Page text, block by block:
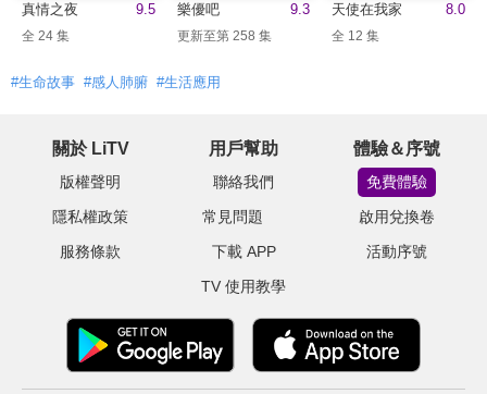
9.5
真情之夜
全 24 集
9.3
樂優吧
更新至第 258 集
8.0
天使在我家
全 12 集
#生命故事 #感人肺腑 #生活應用
關於 LiTV
版權聲明
隱私權政策
服務條款
用戶幫助
聯絡我們
常見問題
下載 APP
TV 使用教學
體驗＆序號
免費體驗
啟用兌換卷
活動序號